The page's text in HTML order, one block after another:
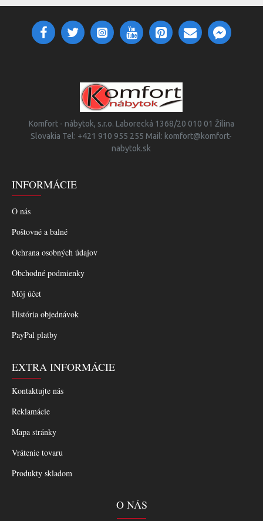
Komfort - nábytok, s.r.o. Laborecká 1368/20 010 01 Žilina
Slovakia Tel: +421 910 955 255 Mail: komfort@komfort-
nabytok.sk
INFORMÁCIE
O nás
Poštovné a balné
Ochrana osobných údajov
Obchodné podmienky
Môj účet
História objednávok
PayPal platby
EXTRA INFORMÁCIE
Kontaktujte nás
Reklamácie
Mapa stránky
Vrátenie tovaru
Produkty skladom
O NÁS